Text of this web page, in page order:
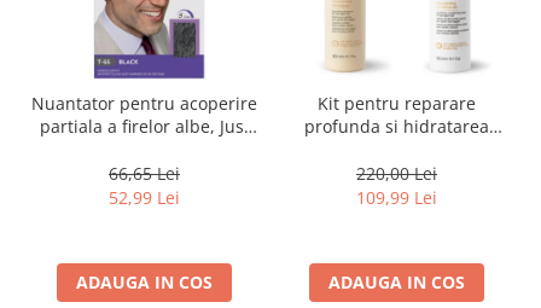
Nuantator pentru acoperire
partiala a firelor albe, Just
Touch of Grey, 40 g
66,65 Lei
52,99 Lei
ADAUGA IN COS
Kit pentru reparare
profunda si hidratarea
Milk Shake Integrity &
Strength Nourishing
220,00 Lei
109,99 Lei
ADAUGA IN COS